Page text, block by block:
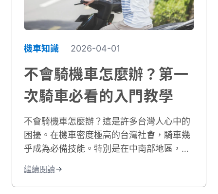
省錢又能保護愛車。接下來，我們會帶您認
識不同機油變黑程度代表的意義，讓您從此
不再被保養廠牽著鼻子走。
機車知識 2026-04-01
不會騎機車怎麼辦？第一
次騎車必看的入門教學
不會騎機車怎麼辦？這是許多台灣人心中的
困擾。在機車密度極高的台灣社會，騎車幾
乎成為必備技能。特別是在中南部地區，沒
都是從不會開始的。這篇機車新手教學將帶
你了解完整的學騎機車方法。從心理建設到
繼續閱讀